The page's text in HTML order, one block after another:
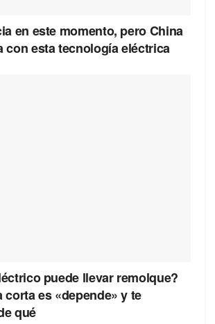
en este momento, pero China
con esta tecnología eléctrica
puede llevar remolque?
corta es «depende» y te
qué